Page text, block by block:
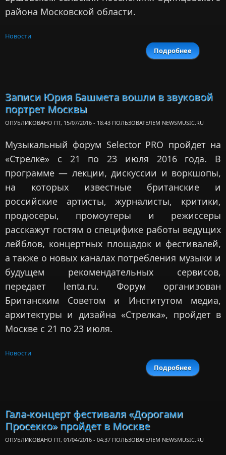
района Московской области.
Новости
Подробнее
о
Записи Юрия Башмета вошли в звуковой
портрет Москвы
ОПУБЛИКОВАНО ПТ, 15/07/2016 - 18:43 ПОЛЬЗОВАТЕЛЕМ NEWSMUSIC.RU
Музыкальный форум Selector PRO пройдет на
«Стрелке» с 21 по 23 июля 2016 года. В
программе — лекции, дискуссии и воркшопы,
на которых известные британские и
российские артисты, журналисты, критики,
продюсеры, промоутеры и режиссеры
расскажут гостям о специфике работы ведущих
лейблов, концертных площадок и фестивалей,
а также о новых каналах потребления музыки и
будущем рекомендательных сервисов,
передает lenta.ru. Форум организован
Британским Советом и Институтом медиа,
архитектуры и дизайна «Стрелка», пройдет в
Москве с 21 по 23 июля.
Новости
Подробнее
о Записи
Гала-концерт фестиваля «Дорогами
Просекко» пройдет в Москве
ОПУБЛИКОВАНО ПТ, 01/04/2016 - 04:37 ПОЛЬЗОВАТЕЛЕМ NEWSMUSIC.RU